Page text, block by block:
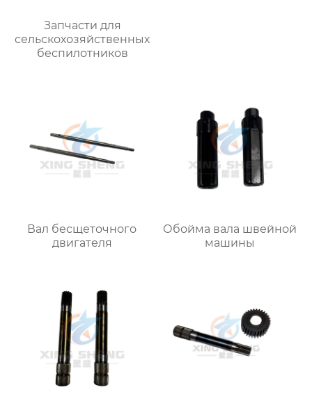
Запчасти для
сельскохозяйственных
беспилотников
Вал бесщеточного
двигателя
Обойма вала швейной
машины